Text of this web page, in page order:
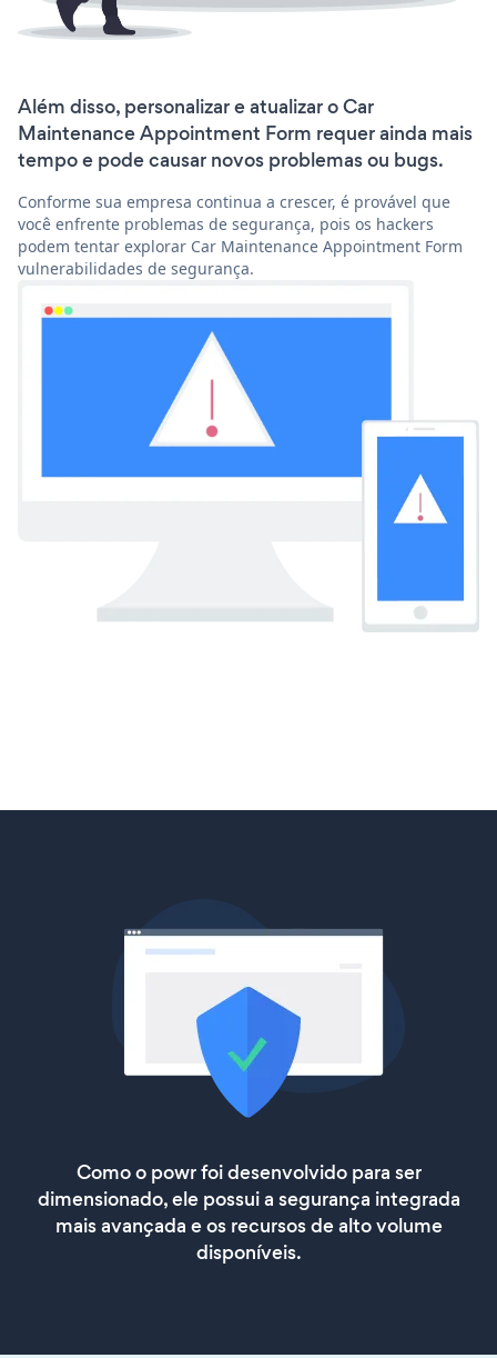
Além disso, personalizar e atualizar o Car
Maintenance Appointment Form requer ainda mais
tempo e pode causar novos problemas ou bugs.
Conforme sua empresa continua a crescer, é provável que
você enfrente problemas de segurança, pois os hackers
podem tentar explorar Car Maintenance Appointment Form
vulnerabilidades de segurança.
Como o powr foi desenvolvido para ser
dimensionado, ele possui a segurança integrada
mais avançada e os recursos de alto volume
disponíveis.